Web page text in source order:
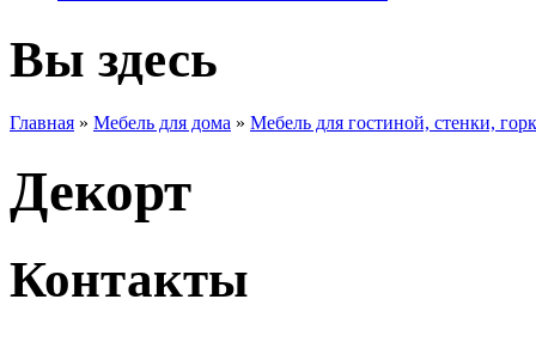
Вы здесь
Главная » Мебель для дома » Мебель для гостиной, стенки,
Декорт
Контакты